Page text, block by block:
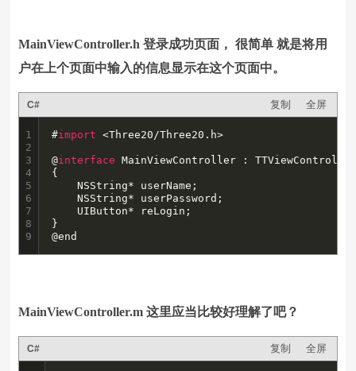
MainViewController.h 登录成功页面， 很简单 就是将用
户在上个页面中输入的信息显示在这个页面中。
C# 复制 全屏
1
2
3
4
5
6
7
8
9
#import <Three20/Three20.h>
@interface MainViewController :
{
    NSString* userName;
    NSString* userPassword;
    UIButton* reLogin;
}
@end
MainViewController.m 这里应当比较好理解了吧？
C# 复制 全屏